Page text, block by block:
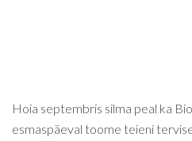
Hoia septembris silma peal ka
esmaspäeval toome teieni